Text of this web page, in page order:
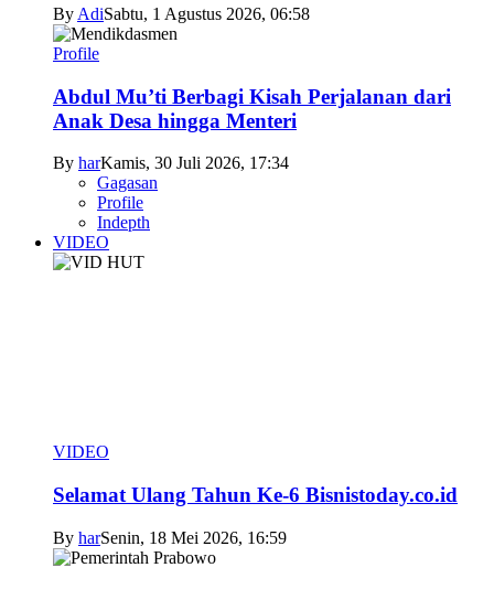
By AdiSabtu, 1 Agustus 2026, 06:58
Profile
Abdul Mu’ti Berbagi Kisah Perjalanan dari
Anak Desa hingga Menteri
By harKamis, 30 Juli 2026, 17:34
Gagasan
Profile
Indepth
VIDEO
VIDEO
Selamat Ulang Tahun Ke-6 Bisnistoday.co.id
By harSenin, 18 Mei 2026, 16:59